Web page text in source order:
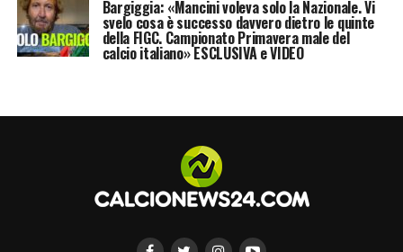
Bargiggia: «Mancini voleva solo la Nazionale. Vi
svelo cosa è successo davvero dietro le quinte
della FIGC. Campionato Primavera male del
calcio italiano» ESCLUSIVA e VIDEO